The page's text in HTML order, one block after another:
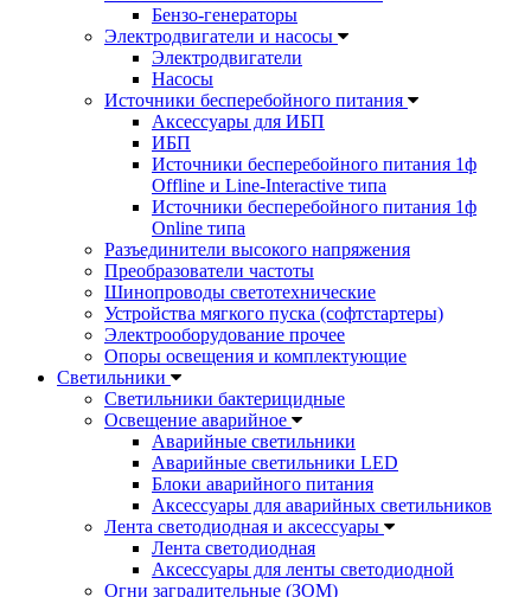
Бензо-генераторы
Электродвигатели и насосы
Электродвигатели
Насосы
Источники бесперебойного питания
Аксессуары для ИБП
ИБП
Источники бесперебойного питания 1ф
Offline и Line-Interactive типа
Источники бесперебойного питания 1ф
Online типа
Разъединители высокого напряжения
Преобразователи частоты
Шинопроводы светотехнические
Устройства мягкого пуска (софтстартеры)
Электрооборудование прочее
Опоры освещения и комплектующие
Светильники
Светильники бактерицидные
Освещение аварийное
Аварийные светильники
Аварийные светильники LED
Блоки аварийного питания
Аксессуары для аварийных светильников
Лента светодиодная и аксессуары
Лента светодиодная
Аксессуары для ленты светодиодной
Огни заградительные (ЗОМ)